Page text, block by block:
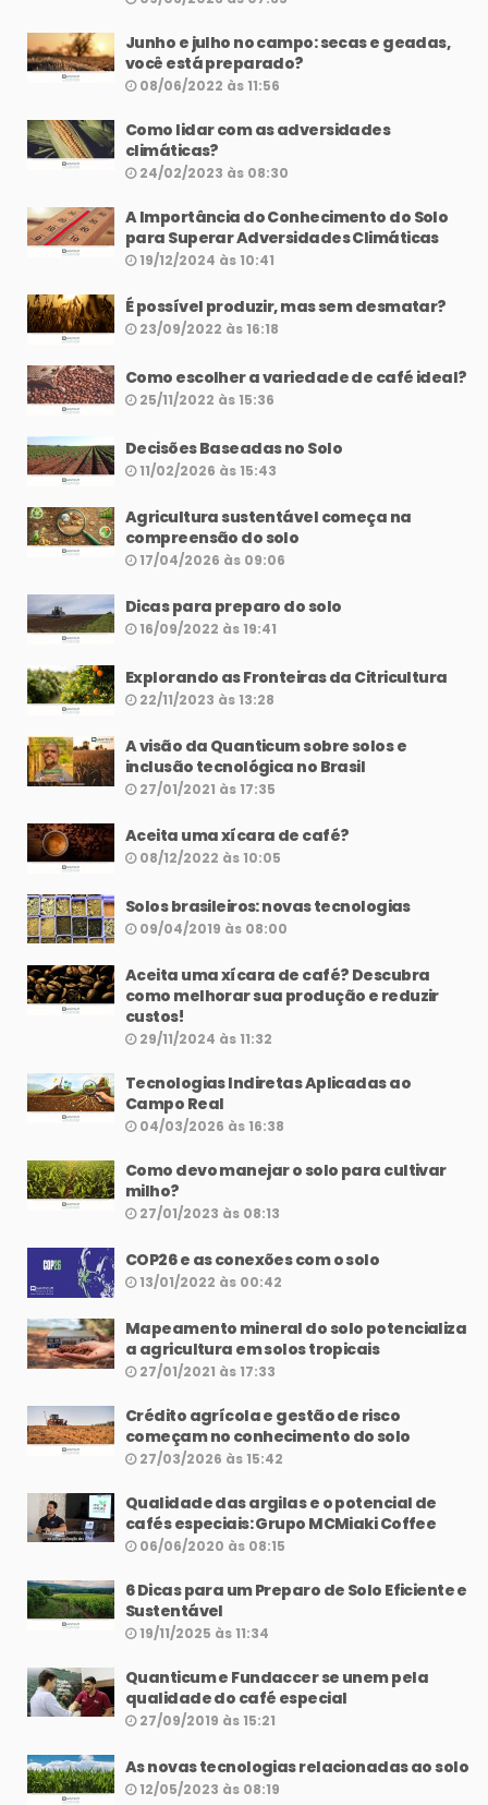
Junho e julho no campo: secas e geadas,
você está preparado?
08/06/2022 às 11:56
Como lidar com as adversidades
climáticas?
24/02/2023 às 08:30
A Importância do Conhecimento do Solo
para Superar Adversidades Climáticas
19/12/2024 às 10:41
É possível produzir, mas sem desmatar?
23/09/2022 às 16:18
Como escolher a variedade de café ideal?
25/11/2022 às 15:36
Decisões Baseadas no Solo
11/02/2026 às 15:43
Agricultura sustentável começa na
compreensão do solo
17/04/2026 às 09:06
Dicas para preparo do solo
16/09/2022 às 19:41
Explorando as Fronteiras da Citricultura
22/11/2023 às 13:28
A visão da Quanticum sobre solos e
inclusão tecnológica no Brasil
27/01/2021 às 17:35
Aceita uma xícara de café?
08/12/2022 às 10:05
Solos brasileiros: novas tecnologias
09/04/2019 às 08:00
Aceita uma xícara de café? Descubra
como melhorar sua produção e reduzir
custos!
29/11/2024 às 11:32
Tecnologias Indiretas Aplicadas ao
Campo Real
04/03/2026 às 16:38
Como devo manejar o solo para cultivar
milho?
27/01/2023 às 08:13
COP26 e as conexões com o solo
13/01/2022 às 00:42
Mapeamento mineral do solo potencializa
a agricultura em solos tropicais
27/01/2021 às 17:33
Crédito agrícola e gestão de risco
começam no conhecimento do solo
27/03/2026 às 15:42
Qualidade das argilas e o potencial de
cafés especiais: Grupo MCMiaki Coffee
06/06/2020 às 08:15
6 Dicas para um Preparo de Solo Eficiente e
Sustentável
19/11/2025 às 11:34
Quanticum e Fundaccer se unem pela
qualidade do café especial
27/09/2019 às 15:21
As novas tecnologias relacionadas ao solo
12/05/2023 às 08:19